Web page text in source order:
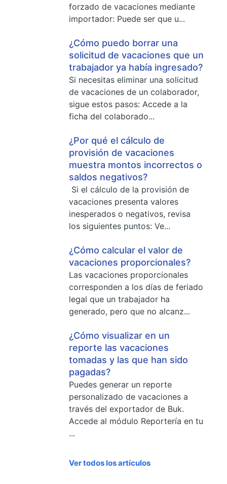
forzado de vacaciones mediante
importador: Puede ser que u...
¿Cómo puedo borrar una
solicitud de vacaciones que un
trabajador ya había ingresado?
Si necesitas eliminar una solicitud
de vacaciones de un colaborador,
sigue estos pasos: Accede a la
ficha del colaborado...
¿Por qué el cálculo de
provisión de vacaciones
muestra montos incorrectos o
saldos negativos?
Si el cálculo de la provisión de
vacaciones presenta valores
inesperados o negativos, revisa
los siguientes puntos: Ve...
¿Cómo calcular el valor de
vacaciones proporcionales?
Las vacaciones proporcionales
corresponden a los días de feriado
legal que un trabajador ha
generado, pero que no alcanz...
¿Cómo visualizar en un
reporte las vacaciones
tomadas y las que han sido
pagadas?
Puedes generar un reporte
personalizado de vacaciones a
través del exportador de Buk.
Accede al módulo Reportería en tu
...
Ver todos los artículos